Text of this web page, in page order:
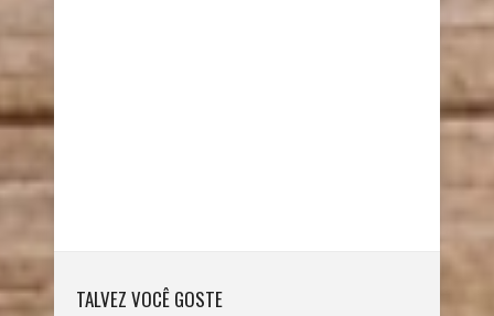
TALVEZ VOCÊ GOSTE